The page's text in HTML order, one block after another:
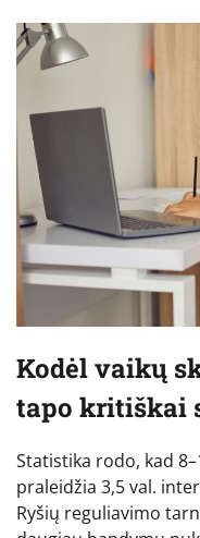
Kodėl vaikų
tapo kritiškai
Statistika rodo, kad
praleidžia 3,5 val.
Ryšių reguliavimo